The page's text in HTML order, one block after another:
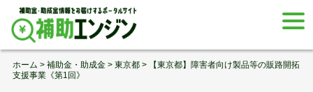
Skip
content
ホーム > 補助金・助成金 > 東京都 >
【東京都】障害者向け製品等の販路開拓
支援事業《第1回》